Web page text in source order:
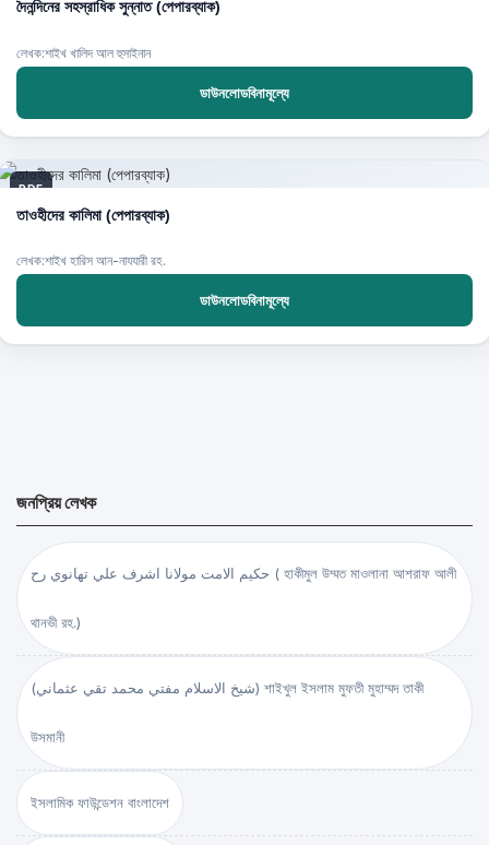
দৈনন্দিনের সহস্রাধিক সুন্নাত (পেপারব্যাক)
লেখক:শাইখ খালিদ আল হুসাইনান
ডাউনলোডবিনামূল্যে
PDF
তাওহীদের কালিমা (পেপারব্যাক)
লেখক:শাইখ হারিস আন-নাযযারী রহ.
ডাউনলোডবিনামূল্যে
জনপ্রিয় লেখক
حكيم الامت مولانا اشرف علي تهانوي رح ( হাকীমুল উম্মত মাওলানা আশরাফ আলী
থানভী রহ.)
(شيخ الاسلام مفتي محمد تقي عثماني) শাইখুল ইসলাম মুফতী মুহাম্মদ তাকী
উসমানী
ইসলামিক ফাউন্ডেশন বাংলাদেশ